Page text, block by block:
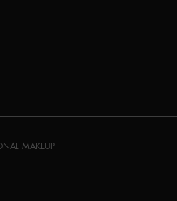
MAKEUP